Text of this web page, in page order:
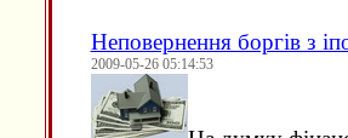
Неповернення боргів з
2009-05-26 05:14:53